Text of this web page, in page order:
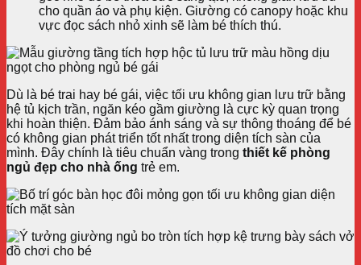
cho quần áo và phụ kiện. Giường có canopy hoặc khu
vực đọc sách nhỏ xinh sẽ làm bé thích thú.
Dù là bé trai hay bé gái, việc tối ưu không gian lưu trữ bằng
hệ tủ kịch trần, ngăn kéo gầm giường là cực kỳ quan trọng
khi hoàn thiện. Đảm bảo ánh sáng và sự thông thoáng để bé
có không gian phát triển tốt nhất trong diện tích sàn của
mình. Đây chính là tiêu chuẩn vàng trong thiết kế phòng
ngủ đẹp cho nhà ống trẻ em.